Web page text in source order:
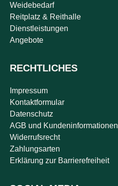
Weidebedarf
Reitplatz & Reithalle
Dienstleistungen
Angebote
RECHTLICHES
Impressum
Kontaktformular
Datenschutz
AGB und Kundeninformationen
Widerrufsrecht
Zahlungsarten
Erklärung zur Barrierefreiheit